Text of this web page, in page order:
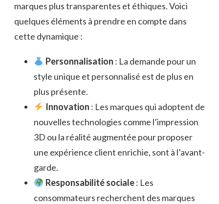
marques plus transparentes et éthiques. Voici
quelques éléments à prendre en compte dans
cette dynamique :
Personnalisation : La demande pour un
style unique et personnalisé est de plus en
plus présente.
Innovation : Les marques qui adoptent de
nouvelles technologies comme l’impression
3D ou la réalité augmentée pour proposer
une expérience client enrichie, sont à l’avant-
garde.
Responsabilité sociale: Les
consommateurs recherchent des marques